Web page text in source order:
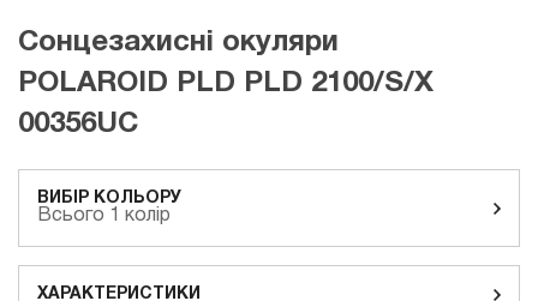
Сонцезахисні окуляри
POLAROID PLD PLD 2100/S/X
00356UC
ВИБІР КОЛЬОРУ
Всього 1 колір
ХАРАКТЕРИСТИКИ